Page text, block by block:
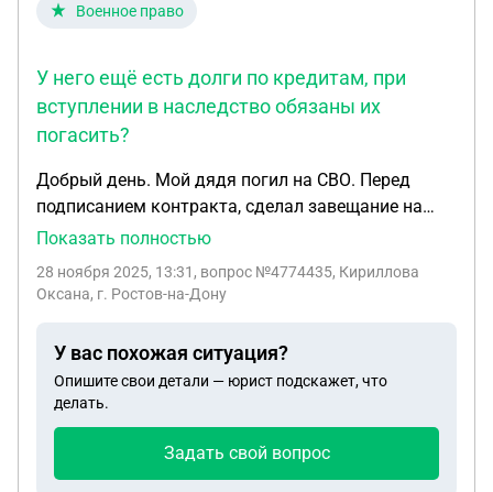
Военное право
У него ещё есть долги по кредитам, при
вступлении в наследство обязаны их
погасить?
Добрый день. Мой дядя погил на СВО. Перед
подписанием контракта, сделал завещание на
свою родную сестру, так как родителей давно нет
20 лет, с отцом не общалась с 13 лет, он лишен
есть долги по кредитам, при вступлении в
наследство обязаны их погасить?
Показать полностью
28 ноября 2025, 13:31 , вопрос №4774435, Кириллова
Оксана, г. Ростов-на-Дону
У вас похожая ситуация?
Опишите свои детали — юрист подскажет, что
делать.
Задать свой вопрос